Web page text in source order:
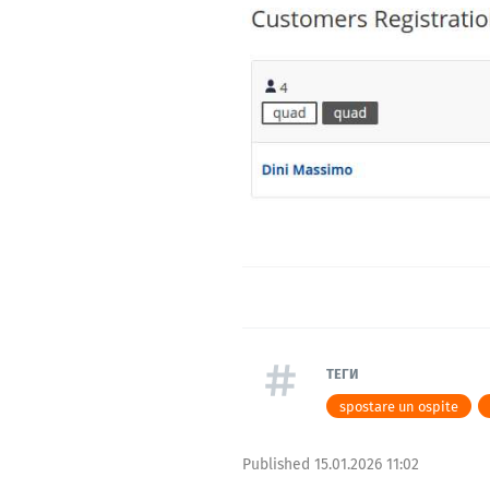
ТЕГИ
spostare un ospite
Published 15.01.2026 11:02